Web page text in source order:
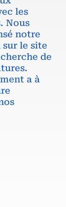
les
Nous
notre
sur le site
de
a à